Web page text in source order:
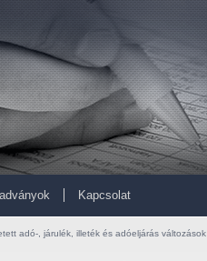
Kapcsolat
adó-, járulék, illeték és adóeljárás változások